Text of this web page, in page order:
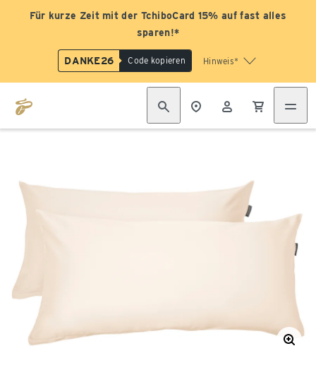
Für kurze Zeit mit der TchiboCard 15% auf fast alles
sparen!*
DANKE26 Code kopieren Hinweis*